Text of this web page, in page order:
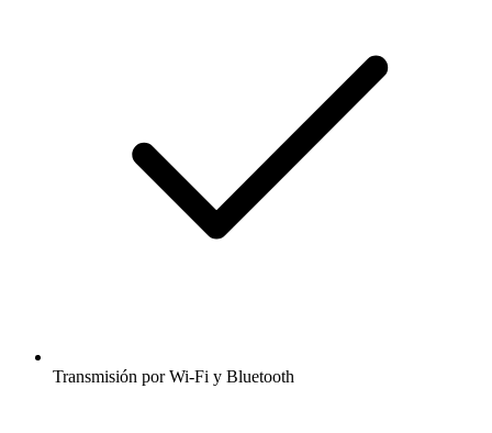
Transmisión por Wi-Fi y Bluetooth